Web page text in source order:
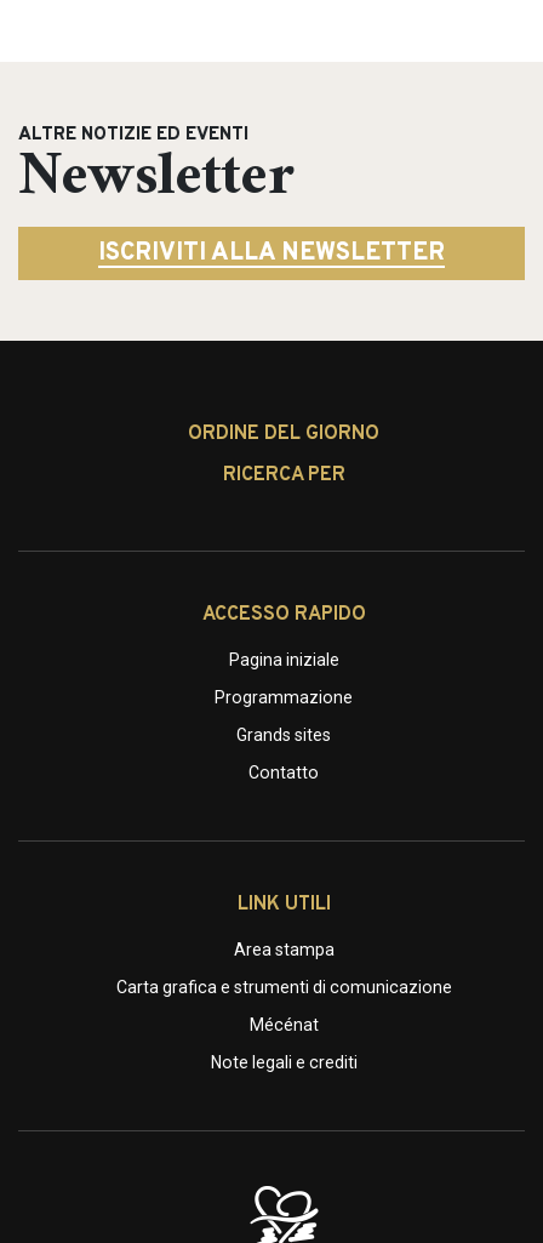
ALTRE NOTIZIE ED EVENTI
Newsletter
ISCRIVITI ALLA NEWSLETTER
ORDINE DEL GIORNO
RICERCA PER
ACCESSO RAPIDO
Pagina iniziale
Programmazione
Grands sites
Contatto
LINK UTILI
Area stampa
Carta grafica e strumenti di comunicazione
Mécénat
Note legali e crediti
Search